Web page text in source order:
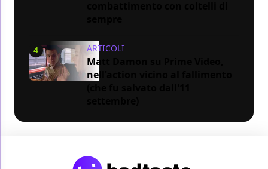
4 ARTICOLI
Matt Damon su Prime Video,
nell'action vicino al fallimento